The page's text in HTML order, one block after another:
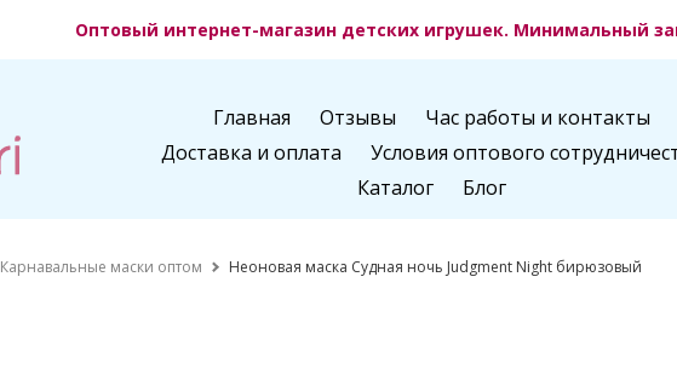
Оптовый интернет-магазин детских игрушек. Минимальный
Главная
Отзывы
Час работы и контакты
Доставка и оплата
Условия оптового
Каталог
Блог
Карнавальные маски оптом Неоновая маска Судная ночь Judgment Night бирюзовый